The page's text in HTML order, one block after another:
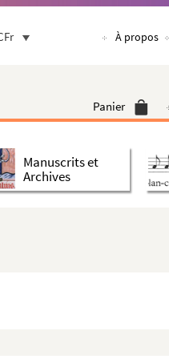
À propos
Panier
Manuscrits et
Archives